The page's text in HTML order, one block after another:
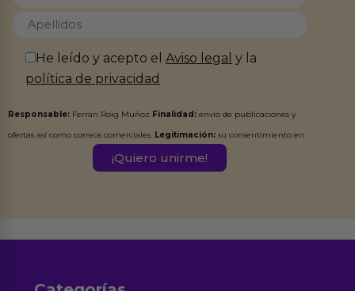
He leído y acepto elAviso legal y la
política de privacidad
Responsable: Ferran Roig Muñoz Finalidad: envío de publicaciones y
ofertas así como correos comerciales. Legitimación: su consentimiento en
Destinatarios:Ferran Roig Muñoz. Podrás ejercer tus